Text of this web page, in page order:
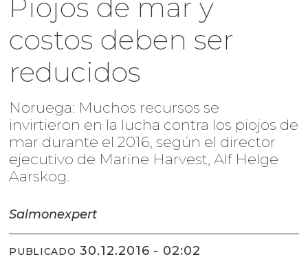
Piojos de mar y
costos deben ser
reducidos
Noruega: Muchos recursos se
invirtieron en la lucha contra los piojos de
mar durante el 2016, según el director
ejecutivo de Marine Harvest, Alf Helge
Aarskog.
Salmonexpert
PUBLICADO 30.12.2016 - 02:02